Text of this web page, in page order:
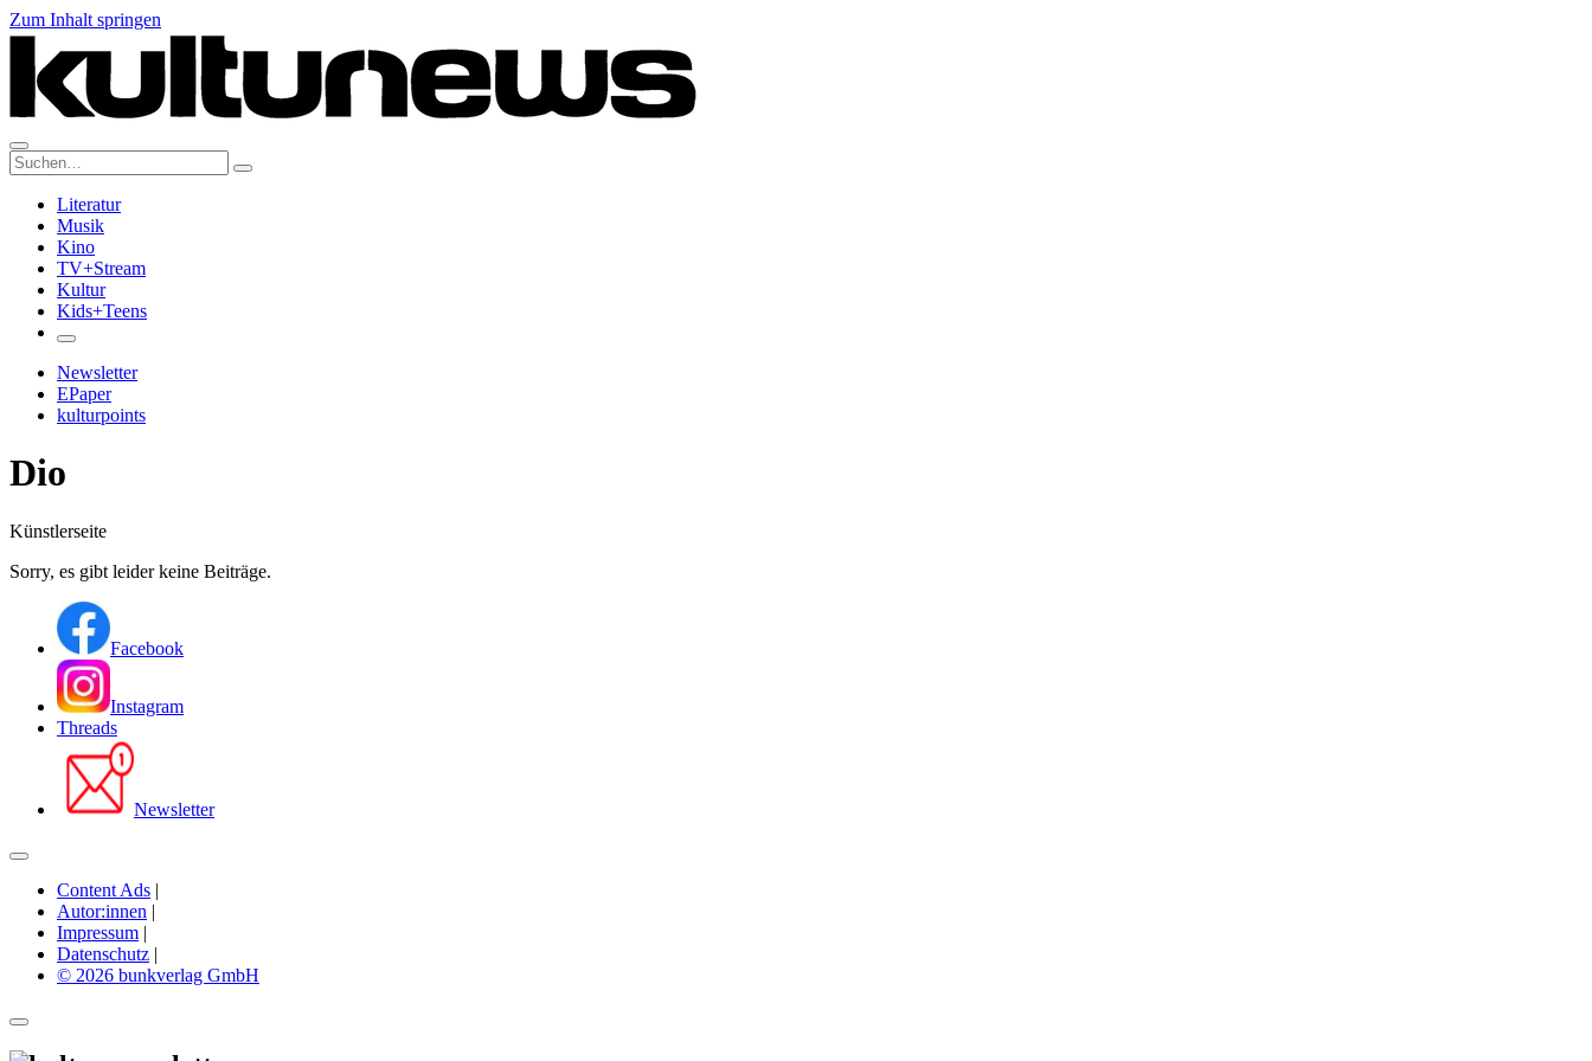
Zum Inhalt springen
Suche:
Literatur
Musik
Kino
TV+Stream
Kultur
Kids+Teens
Newsletter
EPaper
kulturpoints
Dio
Künstlerseite
Sorry, es gibt leider keine Beiträge.
Facebook
Instagram
Threads
Newsletter
Content Ads |
Autor:innen |
Impressum |
Datenschutz |
© 2026 bunkverlag GmbH